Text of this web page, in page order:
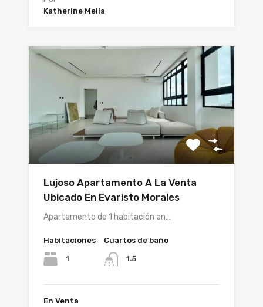
Katherine Mella
Lujoso Apartamento A La Venta
Ubicado En Evaristo Morales
Apartamento de 1 habitación en…
Habitaciones
1
Cuartos de baño
1.5
En Venta